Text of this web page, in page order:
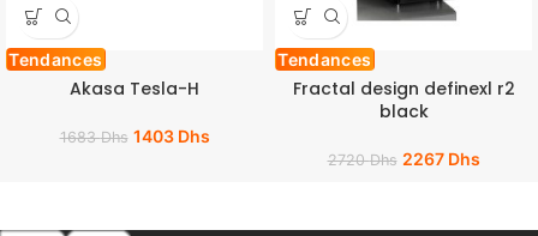
Tendances
Akasa Tesla-H
1683Dhs 1403 Dhs
Tendances
Fractal design definexl r2
black
2720Dhs 2267 Dhs